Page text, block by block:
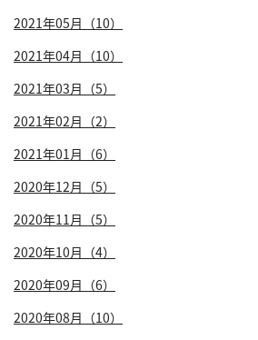
2021年05月（10）
2021年04月（10）
2021年03月（5）
2021年02月（2）
2021年01月（6）
2020年12月（5）
2020年11月（5）
2020年10月（4）
2020年09月（6）
2020年08月（10）